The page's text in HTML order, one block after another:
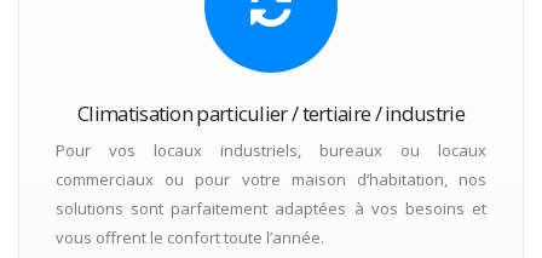
Climatisation particulier / tertiaire / industrie
Pour vos locaux industriels, bureaux ou locaux
commerciaux ou pour votre maison d’habitation, nos
solutions sont parfaitement adaptées à vos besoins et
vous offrent le confort toute l’année.